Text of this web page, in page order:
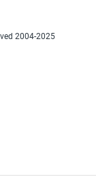
2004-2025